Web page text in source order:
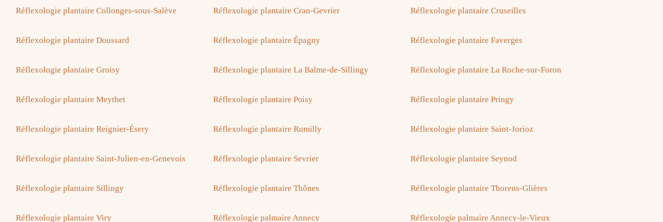
Réflexologie plantaire Collonges-sous-Salève Réflexologie plantaire Cran-Gevrier Réflexologie plantaire Cruseilles
Réflexologie plantaire Doussard Réflexologie plantaire Épagny Réflexologie plantaire Faverges
Réflexologie plantaire Groisy Réflexologie plantaire La Balme-de-Sillingy Réflexologie plantaire La Roche-sur-Foron
Réflexologie plantaire Meythet Réflexologie plantaire Poisy Réflexologie plantaire Pringy
Réflexologie plantaire Reignier-Ésery Réflexologie plantaire Rumilly Réflexologie plantaire Saint-Jorioz
Réflexologie plantaire Saint-Julien-en-Genevois Réflexologie plantaire Sevrier Réflexologie plantaire Seynod
Réflexologie plantaire Sillingy Réflexologie plantaire Thônes Réflexologie plantaire Thorens-Glières
Réflexologie plantaire Viry Réflexologie palmaire Annecy Réflexologie palmaire Annecy-le-Vieux